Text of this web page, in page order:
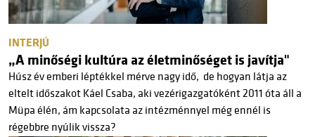
INTERJÚ
„A minőségi kultúra az életminőséget is javítja"
Húsz év emberi léptékkel mérve nagy idő, de hogyan látja az
eltelt időszakot Káel Csaba, aki vezérigazgatóként 2011 óta áll a
Müpa élén, ám kapcsolata az intézménnyel még ennél is
régebbre nyúlik vissza?